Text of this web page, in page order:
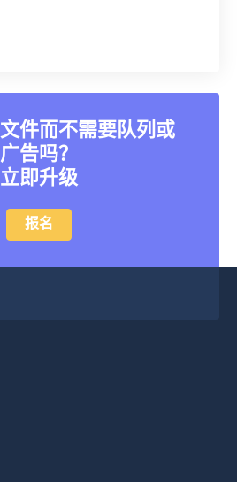
件而不需要队列或
广告吗？
立即升级
报名